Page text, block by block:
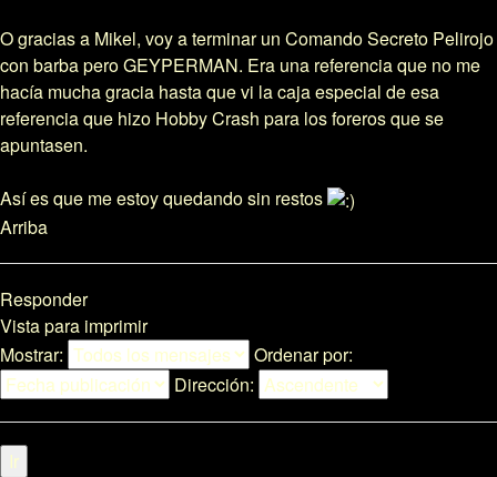
O gracias a Mikel, voy a terminar un Comando Secreto Pelirojo
con barba pero GEYPERMAN. Era una referencia que no me
hacía mucha gracia hasta que vi la caja especial de esa
referencia que hizo Hobby Crash para los foreros que se
apuntasen.
Así es que me estoy quedando sin restos
Arriba
Responder
Vista para imprimir
Mostrar:
Ordenar por:
Dirección: